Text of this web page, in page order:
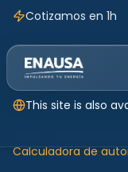
This site is also
Cotizamos en 1h
Calculadora de